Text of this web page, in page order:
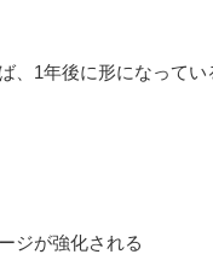
、1年後に形になってい
ジが強化される